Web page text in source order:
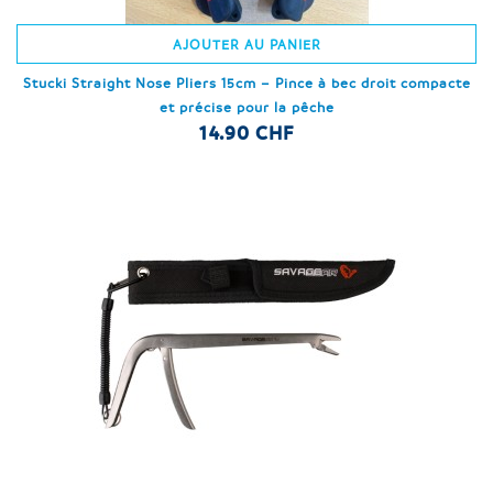
AJOUTER AU PANIER
Stucki Straight Nose Pliers 15cm – Pince à bec droit compacte
et précise pour la pêche
14.90 CHF